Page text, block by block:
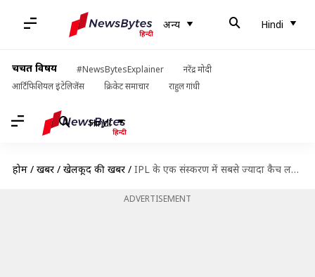
अन्य Hindi
चर्चित विषय #NewsBytesExplainer
नरेंद्र मोदी
आर्टिफिशियल इंटेलिजेंस
क्रिकेट समाचार राहुल गांधी
Hindi
होम / खबरें / खेलकूद की खबरें / IPL के एक संस्करण में सबसे ज्यादा कैच लपकने वाले खिलाड़ियों पर एक नजर
ADVERTISEMENT